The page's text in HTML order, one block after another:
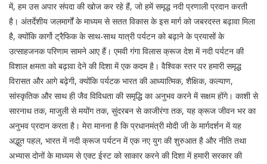
में, हम उस अपार संपदा की खोज कर रहे हैं, जो हमें समृद्ध नदी प्रणाली प्रदान करती
है। अंतर्देशीय जलमार्गों के माध्यम से सतत विकास के इस मार्ग को जबरदस्त बढ़ावा मिला
है, क्योंकि कार्गो ट्रैफिक के साथ-साथ यात्री पर्यटन को बढ़ाने के प्रयासों के
उत्साहजनक परिणाम सामने आए हैं। एमवी गंगा विलास क्रूज देश में नदी पर्यटन की
विशाल क्षमता को बढ़ावा देने की दिशा में एक कदम है। वैश्विक स्तर पर हमारी समृद्ध
विरासत और आगे बढ़ेगी, क्योंकि पर्यटक भारत की आध्यात्मिक, शैक्षिक, कल्याण,
सांस्कृतिक और साथ ही जैव विविधता की समृद्धि का अनुभव करने में सक्षम होंगे। काशी से
सारनाथ तक, माजुली से मयोंग तक, सुंदरबन से काजीरंगा तक, यह क्रूज जीवन भर का
अनुभव प्रदान करता है। मेरा मानना है कि प्रधानमंत्री मोदी जी के मार्गदर्शन में यह
अद्भुत पहल, भारत में नदी क्रूज पर्यटन में एक नए युग की शुरुआत है और नीति तथा
अभ्यास दोनों के माध्यम से एक्ट ईस्ट को साकार करने की दिशा में हमारी सरकार की